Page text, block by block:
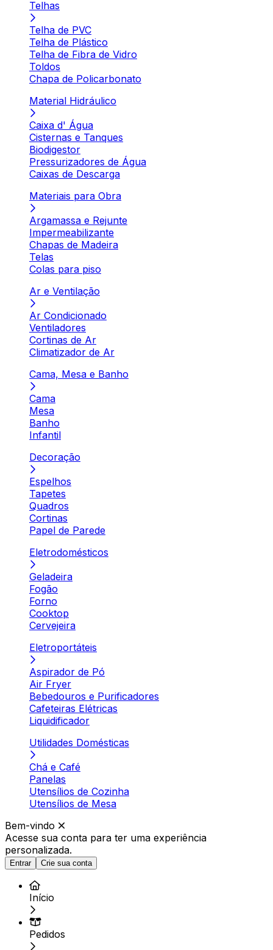
Telhas
Telha de PVC
Telha de Plástico
Telha de Fibra de Vidro
Toldos
Chapa de Policarbonato
Material Hidráulico
Caixa d' Água
Cisternas e Tanques
Biodigestor
Pressurizadores de Água
Caixas de Descarga
Materiais para Obra
Argamassa e Rejunte
Impermeabilizante
Chapas de Madeira
Telas
Colas para piso
Ar e Ventilação
Ar Condicionado
Ventiladores
Cortinas de Ar
Climatizador de Ar
Cama, Mesa e Banho
Cama
Mesa
Banho
Infantil
Decoração
Espelhos
Tapetes
Quadros
Cortinas
Papel de Parede
Eletrodomésticos
Geladeira
Fogão
Forno
Cooktop
Cervejeira
Eletroportáteis
Aspirador de Pó
Air Fryer
Bebedouros e Purificadores
Cafeteiras Elétricas
Liquidificador
Utilidades Domésticas
Chá e Café
Panelas
Utensílios de Cozinha
Utensílios de Mesa
Bem-vindo
Acesse sua conta para ter uma experiência
personalizada.
Entrar Crie sua conta
Início
Pedidos